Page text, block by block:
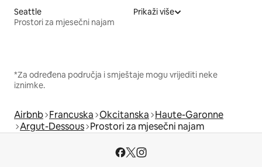
Seattle
Prostori za mjesečni najam
Prikaži više
*Za određena područja i smještaje mogu vrijediti neke
iznimke.
Airbnb Francuska Okcitanska Haute-Garonne
Argut-Dessous Prostori za mjesečni najam